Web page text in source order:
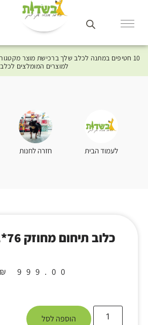
10 חטיפים במתנה לכלב שלך ברכישת מוצר
למוצרים המומלצים לכלב
לעמוד הבית חזרה לחנות
כלוב תיחום מחוזק 76*102 ס"מ
₪ 999.00
הוספה לסל